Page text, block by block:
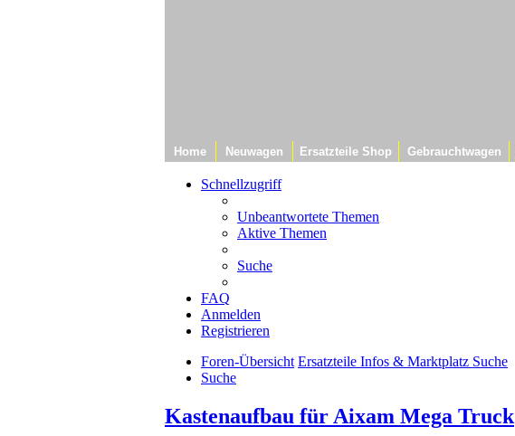
Home Neuwagen Ersatzteile Shop Gebrauchtwagen
Schnellzugriff
Unbeantwortete Themen
Aktive Themen
Suche
FAQ
Anmelden
Registrieren
Foren-Übersicht Ersatzteile Infos & Marktplatz Suche
Suche
Kastenaufbau für Aixam Mega Truck